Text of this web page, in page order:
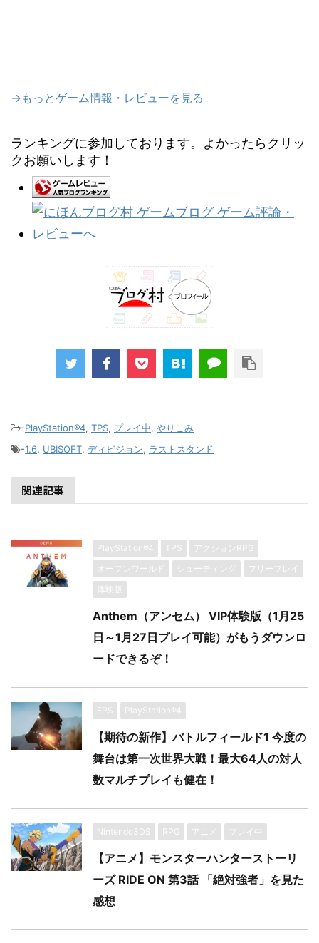
→もっとゲーム情報・レビューを見る
ランキングに参加しております。よかったらクリッ
クお願いします！
-PlayStation®4, TPS, プレイ中, やりこみ
-1.6, UBISOFT, ディビジョン, ラストスタンド
関連記事
PlayStation®4 TPS
アクションRPG
オープンワールド
シューティング
フリープレイ
体験版
Anthem（アンセム） VIP体験版（1月25
日～1月27日プレイ可能）がもうダウンロ
ードできるぞ！
FPS PlayStation®4
【期待の新作】バトルフィールド1 今度の
舞台は第一次世界大戦！最大64人の対人
数マルチプレイも健在！
Nintendo3DS RPG アニメ プレイ中
【アニメ】モンスターハンターストーリ
ーズ RIDE ON 第3話 「絶対強者」を見た
感想